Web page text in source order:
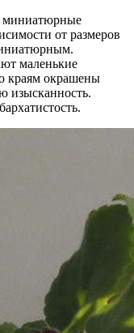
миниатюрные
от размеров
маленькие
краям окрашены
изысканность.